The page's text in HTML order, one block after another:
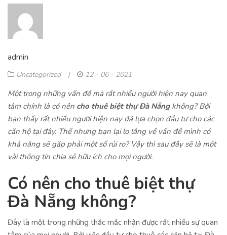
admin
Uncategorized | 12 - 06 - 2021
Một trong những vấn đề mà rất nhiều người hiện nay quan
tâm chính là có nên cho thuê biệt thự Đà Nẵngkhông? Bởi
bạn thấy rất nhiều người hiện nay đã lựa chọn đầu tư cho các
căn hộ tại đây. Thế nhưng bạn lại lo lắng về vấn đề mình có
khả năng sẽ gặp phải một số rủi ro? Vậy thì sau đây sẽ là một
vài thông tin chia sẻ hữu ích cho mọi người.
Có nên cho thuê biệt thự
Đà Nẵng không?
Đây là một trong những thắc mắc nhận được rất nhiều sự quan